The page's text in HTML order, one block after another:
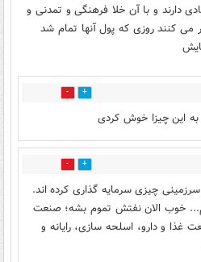
دارند و با آن خلا فرهنگی و تمدنی و
می کنند روزی که پول آنها تمام شد
6
این چیزا خوش کردی
5
چیزی سرمایه گذاری کرده اند.
خوب الان نفتش تموم بشه؛ صنعت
غذا و دارو، اسلحه سازی، رایانه و